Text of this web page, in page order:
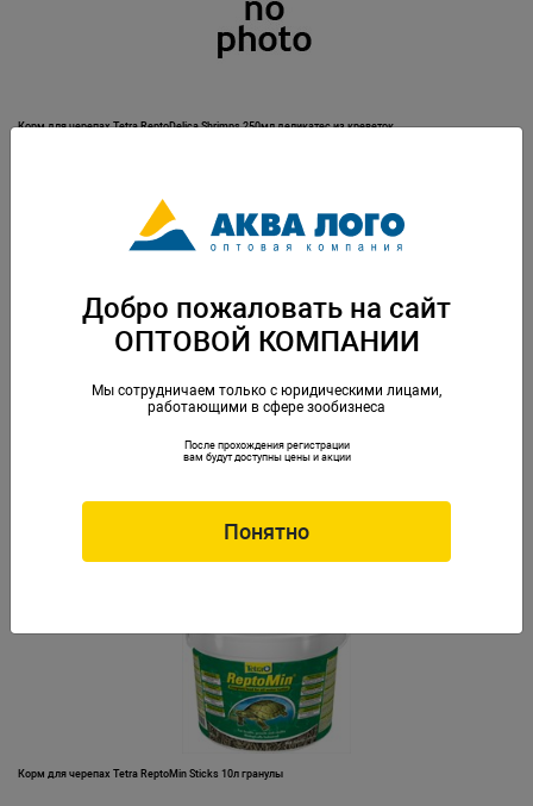
Корм для черепах Tetra ReptoDelica Shrimps 250мл деликатес из креветок
Корм для черепах Tetra ReptoMin Sticks 100мл гранулы
Корм для черепах Tetra ReptoMin Sticks 10л гранулы
Добро пожаловать на сайт
ОПТОВОЙ КОМПАНИИ
Мы сотрудничаем только с юридическими лицами,
работающими в сфере зообизнеса
После прохождения регистрации
вам будут доступны цены и акции
Понятно